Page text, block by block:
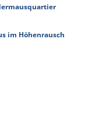
im Höhenrausch